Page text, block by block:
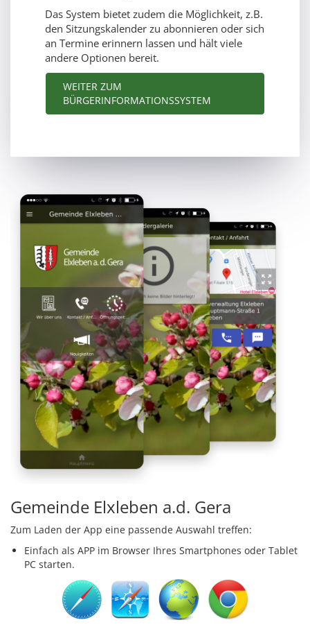
Das System bietet zudem die Möglichkeit, z.B.
den Sitzungskalender zu abonnieren oder sich
an Termine erinnern lassen und hält viele
andere Optionen bereit.
WEITER ZUM
BÜRGERINFORMATIONSSYSTEM
Gemeinde Elxleben a.d. Gera
Zum Laden der App eine passende Auswahl treffen:
Einfach als APP im Browser Ihres Smartphones oder Tablet
PC starten.